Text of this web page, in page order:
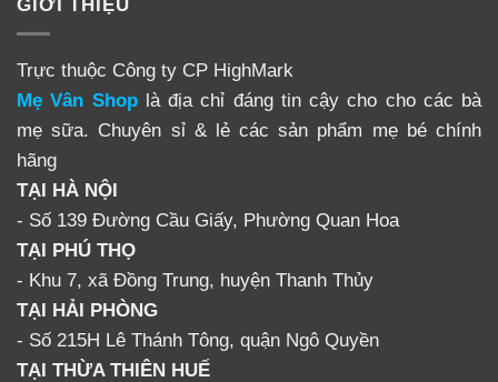
Trực thuộc Công ty CP HighMark
Mẹ Vân Shoplà địa chỉ đáng tin cậy cho cho các bà
mẹ sữa. Chuyên sỉ & lẻ các sản phẩm mẹ bé chính
hãng
TẠI HÀ NỘI
- Số 139 Đường Cầu Giấy, Phường Quan Hoa
TẠI PHÚ THỌ
- Khu 7, xã Đồng Trung, huyện Thanh Thủy
TẠI HẢI PHÒNG
- Số 215H Lê Thánh Tông, quận Ngô Quyền
TẠI THỪA THIÊN HUẾ